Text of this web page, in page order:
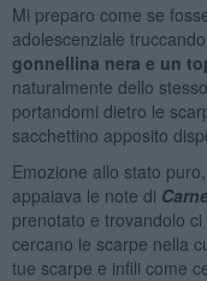
Mi preparo come se
adolescenziale
gonnellina nera e un
naturalmente dello
portandomi dietro le
sacchettino apposito
Emozione allo stato
appaiava le note di
prenotato e trovandolo
cercano le scarpe nella
tue scarpe e infili come